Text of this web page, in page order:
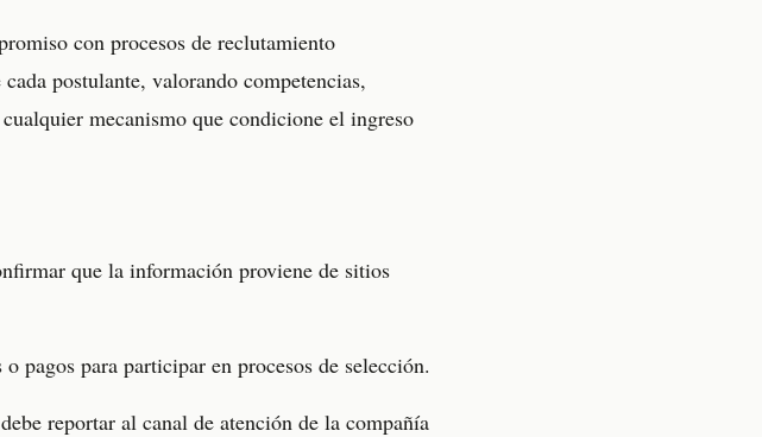
con procesos de reclutamiento
postulante, valorando competencias,
mecanismo que condicione el ingreso
que la información proviene de sitios
pagos para participar en procesos de selección.
reportar al canal de atención de la compañía